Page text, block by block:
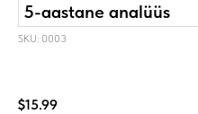
5-aastane analüüs
SKU: 0003
$15.99